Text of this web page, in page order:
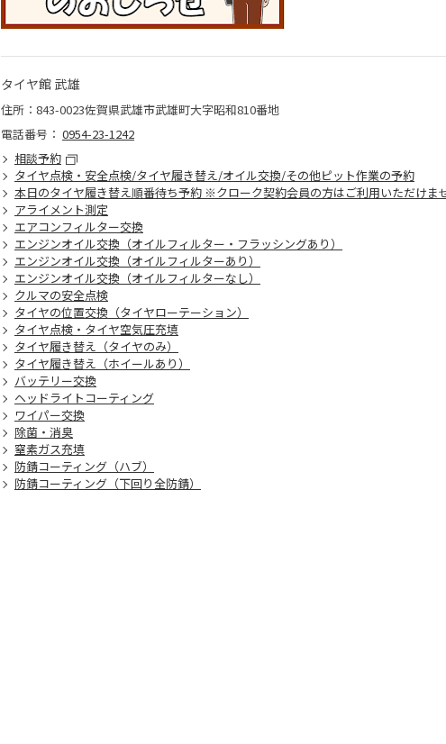
タイヤ館 武雄
住所：843-0023佐賀県武雄市武雄町大字昭和810番地
電話番号： 0954-23-1242
相談予約
タイヤ点検・安全点検/タイヤ履き替え/オイル交換/その他ピット作業の予約
本日のタイヤ履き替え順番待ち予約 ※クローク契約会員の方はご利用いただけま
アライメント測定
エアコンフィルター交換
エンジンオイル交換（オイルフィルター・フラッシングあり）
エンジンオイル交換（オイルフィルターあり）
エンジンオイル交換（オイルフィルターなし）
クルマの安全点検
タイヤの位置交換（タイヤローテーション）
タイヤ点検・タイヤ空気圧充填
タイヤ履き替え（タイヤのみ）
タイヤ履き替え（ホイールあり）
バッテリー交換
ヘッドライトコーティング
ワイパー交換
除菌・消臭
窒素ガス充填
防錆コーティング（ハブ）
防錆コーティング（下回り全防錆）